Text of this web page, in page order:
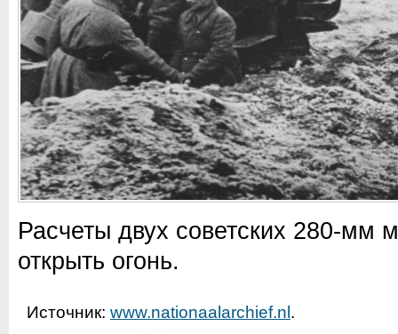
Расчеты двух советских 280-мм
открыть огонь.
Источник: www.nationaalarchief.nl .